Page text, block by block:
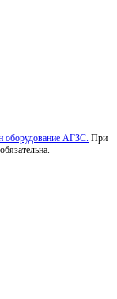
оборудование АГЗС. При